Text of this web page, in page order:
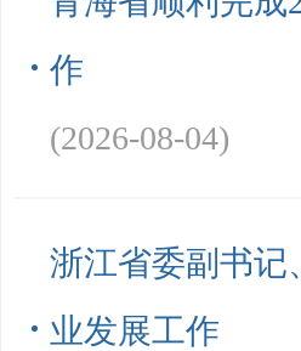
作
(2026-08-04)
浙江省委副书记
业发展工作